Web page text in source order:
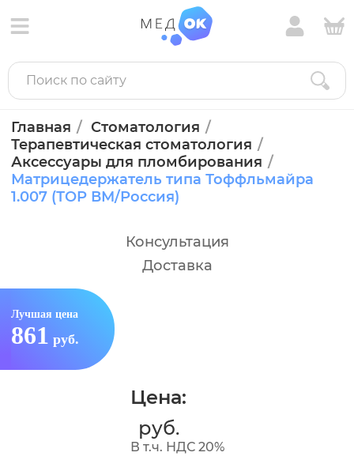
Главная
Стоматология
Терапевтическая стоматология
Аксессуары для пломбирования
Матрицедержатель типа Тоффльмайра
1.007 (ТОР ВМ/Россия)
Лучшая цена
861 руб.
Цена:
руб.
В т.ч. НДС 20%
Консультация
Доставка